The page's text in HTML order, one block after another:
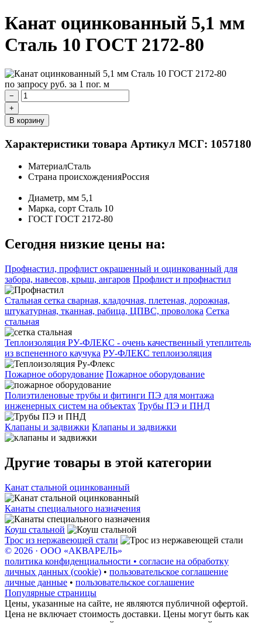
Канат оцинкованный 5,1 мм
Сталь 10 ГОСТ 2172-80
по запросу руб. за 1 пог. м
−
+
В корзину
Характеристики товара Артикул МСГ: 1057180
МатериалСталь
Страна происхожденияРоссия
Диаметр, мм 5,1
Марка, сорт Сталь 10
ГОСТ ГОСТ 2172-80
Сегодня низкие цены на:
Профнастил, профлист окрашенный и оцинкованный для
забора, навесов, крыш, ангаров Профлист и профнастил
Стальная сетка сварная, кладочная, плетеная, дорожная,
штукатурная, тканная, рабица, ЦПВС, проволока Сетка
стальная
Теплоизоляция РУ-ФЛЕКС - очень качественный утеплитель
из вспененного каучука РУ-ФЛЕКС теплоизоляция
Пожарное оборудование Пожарное оборудование
Полиэтиленовые трубы и фитинги ПЭ для монтажа
инженерных систем на объектах Трубы ПЭ и ПНД
Клапаны и задвижки Клапаны и задвижки
Другие товары в этой категории
Канат стальной оцинкованный
Канаты специального назначения
Коуш стальной
Трос из нержавеющей стали
© 2026 · ООО «АКВАРЕЛЬ»
политика конфиденциальности • согласие на обработку
личных данных (cookie) • пользовательское соглашение
личные данные • пользовательское соглашение
Популярные страницы
Цены, указанные на сайте, не являются публичной офертой.
Цена не включает стоимость доставки. Цены могут быть как